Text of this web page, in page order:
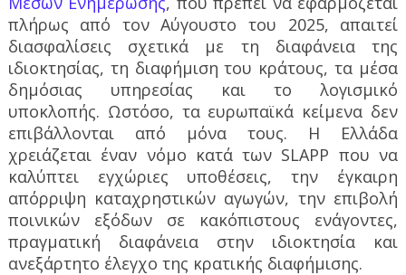
πλήρως από τον Αύγουστο του 2025, απαιτεί
διασφαλίσεις σχετικά με τη διαφάνεια της
ιδιοκτησίας, τη διαφήμιση του κράτους, τα μέσα
δημόσιας υπηρεσίας και το λογισμικό
υποκλοπής. Ωστόσο, τα ευρωπαϊκά κείμενα δεν
επιβάλλονται από μόνα τους. Η Ελλάδα
χρειάζεται έναν νόμο κατά των SLAPP που να
καλύπτει εγχώριες υποθέσεις, την έγκαιρη
απόρριψη καταχρηστικών αγωγών, την επιβολή
ποινικών εξόδων σε κακόπιστους ενάγοντες,
πραγματική διαφάνεια στην ιδιοκτησία και
ανεξάρτητο έλεγχο της κρατικής διαφήμισης.